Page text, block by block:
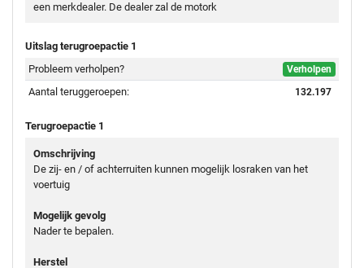
een merkdealer. De dealer zal de motork
Uitslag terugroepactie 1
Probleem verholpen?
Verholpen
Aantal teruggeroepen: 132.197
Terugroepactie 1
Omschrijving
De zij- en / of achterruiten kunnen mogelijk losraken van het
voertuig
Mogelijk gevolg
Nader te bepalen.
Herstel